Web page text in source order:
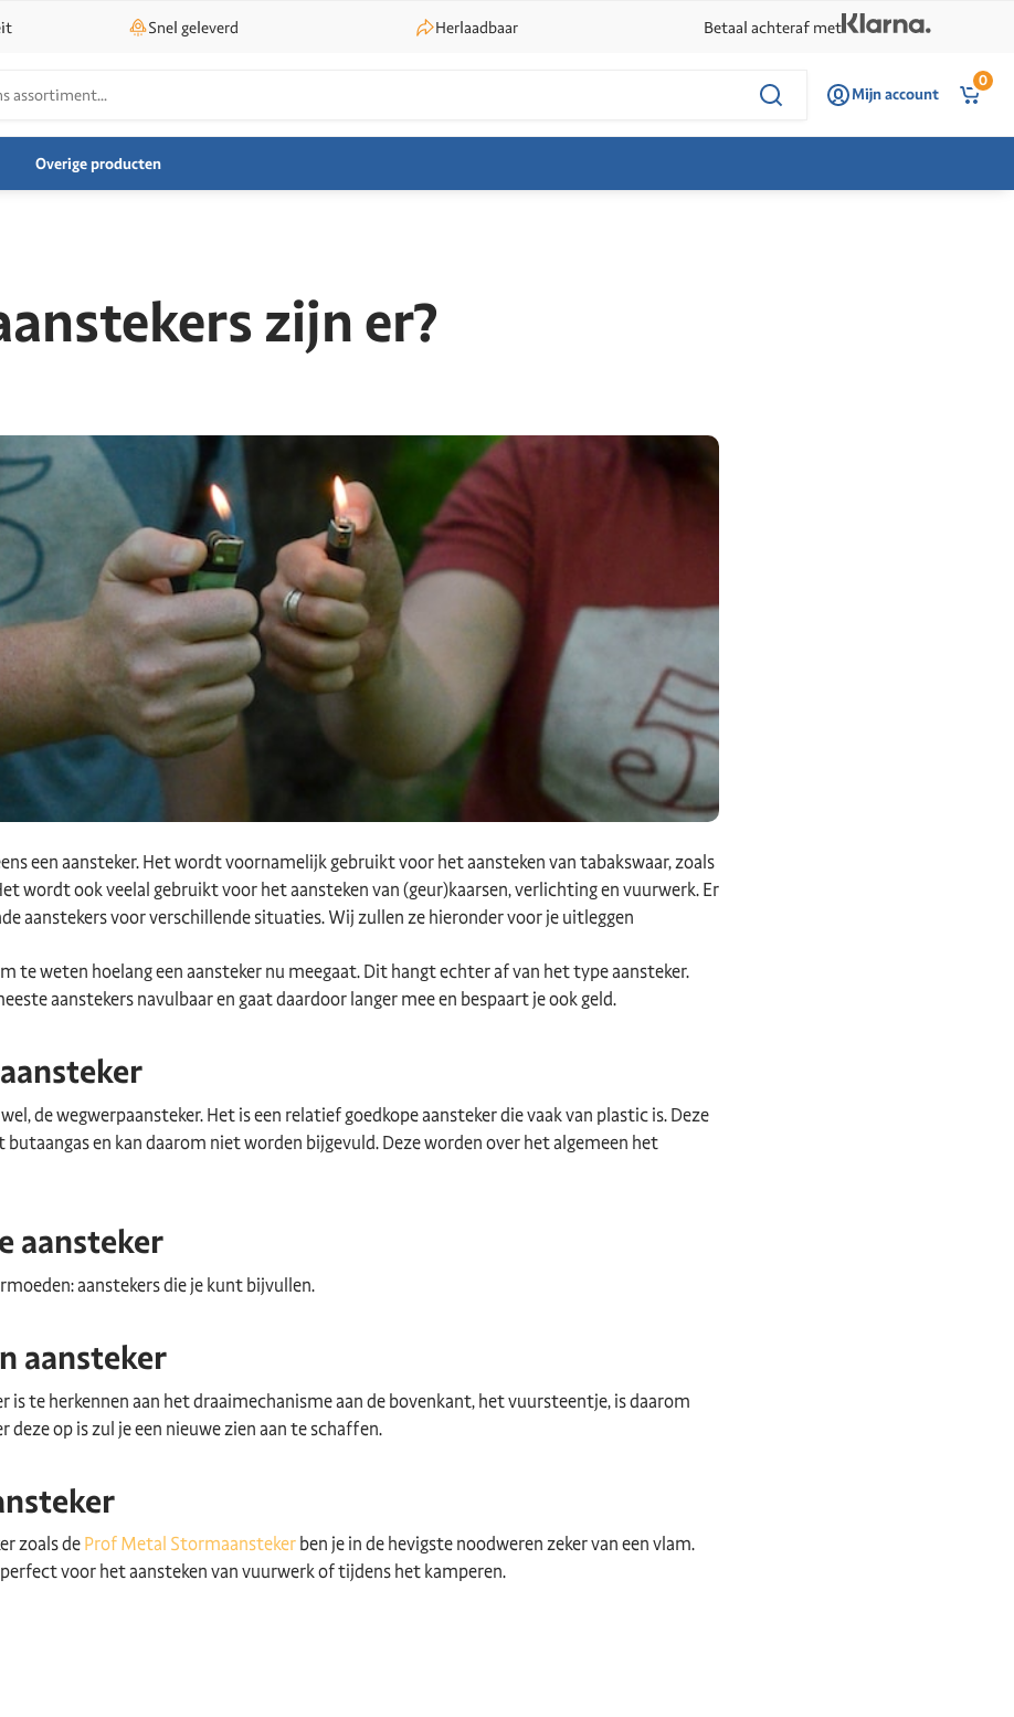
Snel geleverd Herlaadbaar Betaal achteraf met
Mijn account
0
Overige producten
zijn er?
een aansteker. Het wordt voornamelijk gebruikt voor het aansteken van tabakswaar, zoals
wordt ook veelal gebruikt voor het aansteken van (geur)kaarsen, verlichting en vuurwerk. Er
aanstekers voor verschillende situaties. Wij zullen ze hieronder voor je uitleggen
te weten hoelang een aansteker nu meegaat. Dit hangt echter af van het type aansteker.
aanstekers navulbaar en gaat daardoor langer mee en bespaart je ook geld.
de wegwerpaansteker. Het is een relatief goedkope aansteker die vaak van plastic is. Deze
butaangas en kan daarom niet worden bijgevuld. Deze worden over het algemeen het
aansteker
aanstekers die je kunt bijvullen.
aansteker
is te herkennen aan het draaimechanisme aan de bovenkant, het vuursteentje, is daarom
deze op is zul je een nieuwe zien aan te schaffen.
zoals deProf Metal Stormaanstekerben je in de hevigste noodweren zeker van een vlam.
voor het aansteken van vuurwerk of tijdens het kamperen.